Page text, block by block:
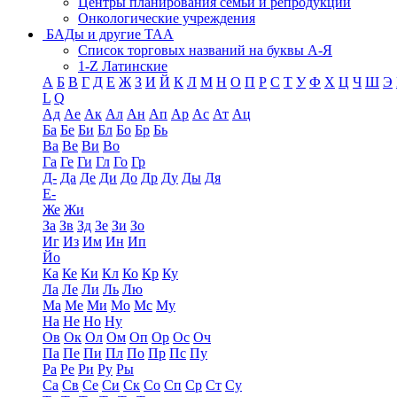
Онкологические учреждения
БАДы и другие ТАА
Список торговых названий на буквы А-Я
1-Z Латинские
А Б В Г Д Е Ж З И Й К Л М Н О П Р С Т У Ф Х Ц Ч Ш Э
L Q
Ад Ае Ак Ал Ан Ап Ар Ас Ат Ац
Ба Бе Би Бл Бо Бр Бь
Ва Ве Ви Во
Га Ге Ги Гл Го Гр
Д- Да Де Ди До Др Ду Ды Дя
Е-
Же Жи
За Зв Зд Зе Зи Зо
Иг Из Им Ин Ип
Йо
Ка Ке Ки Кл Ко Кр Ку
Ла Ле Ли Ль Лю
Ма Ме Ми Мо Мс Му
На Не Но Ну
Ов Ок Ол Ом Оп Ор Ос Оч
Па Пе Пи Пл По Пр Пс Пу
Ра Ре Ри Ру Ры
Са Св Се Си Ск Со Сп Ср Ст Су